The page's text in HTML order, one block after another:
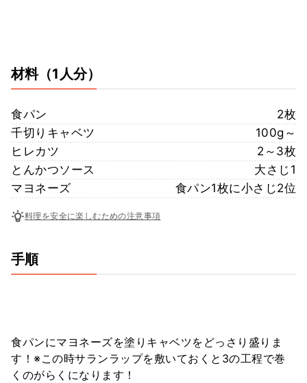
材料（1人分）
食パン
2枚
千切りキャベツ
100g～
ヒレカツ
2～3枚
とんかつソース
大さじ1
マヨネーズ
食パン1枚に小さじ2位
料理を安全に楽しむための注意事項
手順
食パンにマヨネーズを塗りキャベツをどっさり盛りま
す！※この時サランラップを敷いておくと3の工程で巻
くのがらくになります！